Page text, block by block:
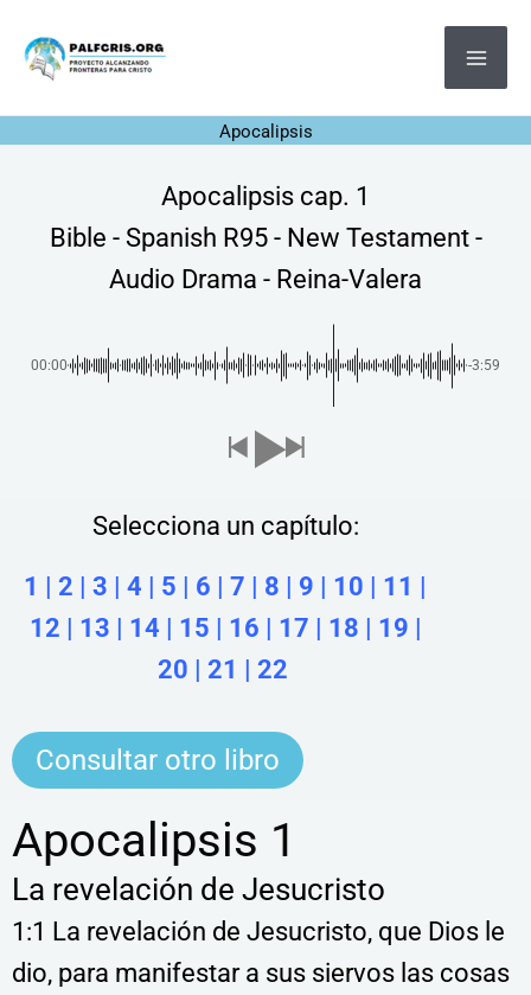
Apocalipsis
Apocalipsis cap. 1
Bible - Spanish R95 - New Testament -
Audio Drama - Reina-Valera
00:00 -3:59
Selecciona un capítulo:
1 | 2 |3 | 4 | 5 | 6 | 7 | 8 | 9 | 10 | 11 |
12 | 13 | 14 | 15 | 16 | 17 | 18 | 19 |
20 | 21 | 22
Consultar otro libro
Apocalipsis 1
La revelación de Jesucristo
1:1 La revelación de Jesucristo, que Dios le
dio, para manifestar a sus siervos las cosas